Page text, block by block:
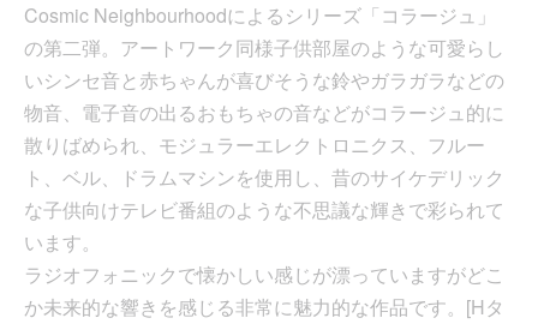
Cosmic Neighbourhoodによるシリーズ「コラージュ」
の第二弾。アートワーク同様子供部屋のような可愛らし
いシンセ音と赤ちゃんが喜びそうな鈴やガラガラなどの
物音、電子音の出るおもちゃの音などがコラージュ的に
散りばめられ、モジュラーエレクトロニクス、フルー
ト、ベル、ドラムマシンを使用し、昔のサイケデリック
な子供向けテレビ番組のような不思議な輝きで彩られて
います。
ラジオフォニックで懐かしい感じが漂っていますがどこ
か未来的な響きを感じる非常に魅力的な作品です。[Hタ